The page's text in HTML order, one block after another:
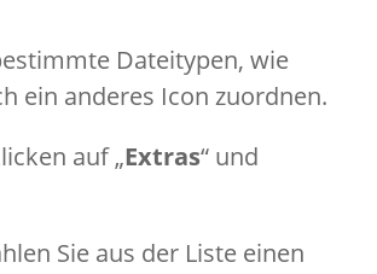
Dateitypen, wie
ein anderes Icon zuordnen.
auf „Extras“ und
Sie aus der Liste einen